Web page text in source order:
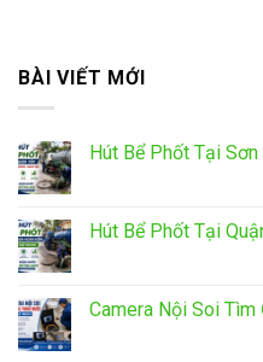
BÀI VIẾT MỚI
Hút Bể Phốt Tại
Hút Bể Phốt Tại
Camera Nội Soi